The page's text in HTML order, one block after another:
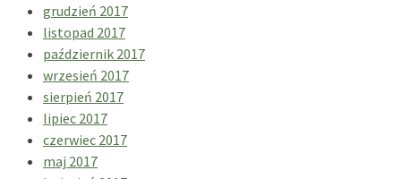
grudzień 2017
listopad 2017
październik 2017
wrzesień 2017
sierpień 2017
lipiec 2017
czerwiec 2017
maj 2017